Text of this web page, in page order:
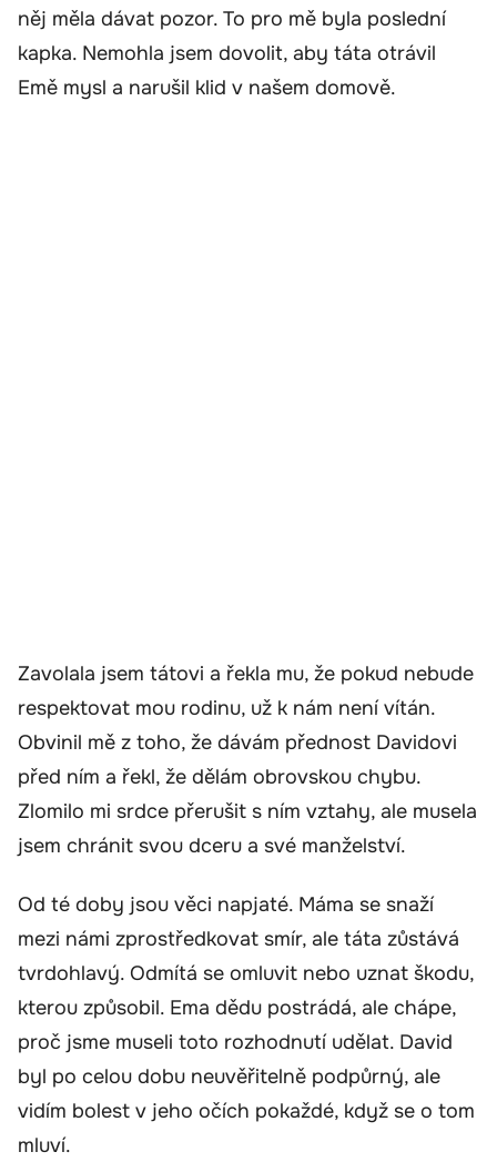
něj měla dávat pozor. To pro mě byla poslední
kapka. Nemohla jsem dovolit, aby táta otrávil
Emě mysl a narušil klid v našem domově.
Zavolala jsem tátovi a řekla mu, že pokud nebude
respektovat mou rodinu, už k nám není vítán.
Obvinil mě z toho, že dávám přednost Davidovi
před ním a řekl, že dělám obrovskou chybu.
Zlomilo mi srdce přerušit s ním vztahy, ale musela
jsem chránit svou dceru a své manželství.
Od té doby jsou věci napjaté. Máma se snaží
mezi námi zprostředkovat smír, ale táta zůstává
tvrdohlavý. Odmítá se omluvit nebo uznat škodu,
kterou způsobil. Ema dědu postrádá, ale chápe,
proč jsme museli toto rozhodnutí udělat. David
byl po celou dobu neuvěřitelně podpůrný, ale
vidím bolest v jeho očích pokaždé, když se o tom
mluví.